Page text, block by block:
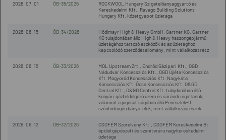
2026. 07. 01 ÖB-35/2026
ROCKWOOL Hungary Szigetelőanyaggyártó és
Kereskedelmi Kft., Ravago Building Solutions
Hungary Kft. kőzetgyapot üzletága
2026. 06. 15 ÖB-34/2026
Hödlmayr High & Heavy GmbH, Gartner KG, Gartner
KG tulajdonában álló High & Heavy haszongépjármű
üzletágához tartozó eszközök és az üzletághoz
kapcsolódó szerződésállomány, mint vállalkozásrész
2026. 06. 15 ÖB-33/2026
MOL Upstream Zrt., Endrőd Gázipari Kft., OGD
Nádudvar Koncessziós Kft., OGD Újléta Koncessziós
Kft. Mogyoród Koncessziós Kft. Nagykáta
Koncessziós Kft. Ócsa Koncessziós Kft. O&GD
Central Kft., O&GD Central Kft. tulajdonában álló
konyári gázfeldolgozó üzem és sárándi ingatlanok,
valamint a jogosultságában álló Penészlek-II
szénhidrogén bányatelek, mint vállalkozásrészek
2026. 06. 12 ÖB-32/2026
CSOFÉM Szerelvény Kft., CSOFÉM Kereskedelmi Bt.
épületgépészeti és szaniteráru nagykereskedelmi
üzletága